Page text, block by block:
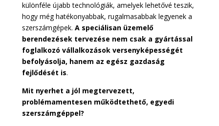
különféle újabb technológiák, amelyek lehetővé teszik,
hogy még hatékonyabbak, rugalmasabbak legyenek a
szerszámgépek. A speciálisan üzemelő
berendezések tervezése nem csak a gyártással
foglalkozó vállalkozások versenyképességét
befolyásolja, hanem az egész gazdaság
fejlődését is.
Mit nyerhet a jól megtervezett,
problémamentesen működtethető, egyedi
szerszámgéppel?